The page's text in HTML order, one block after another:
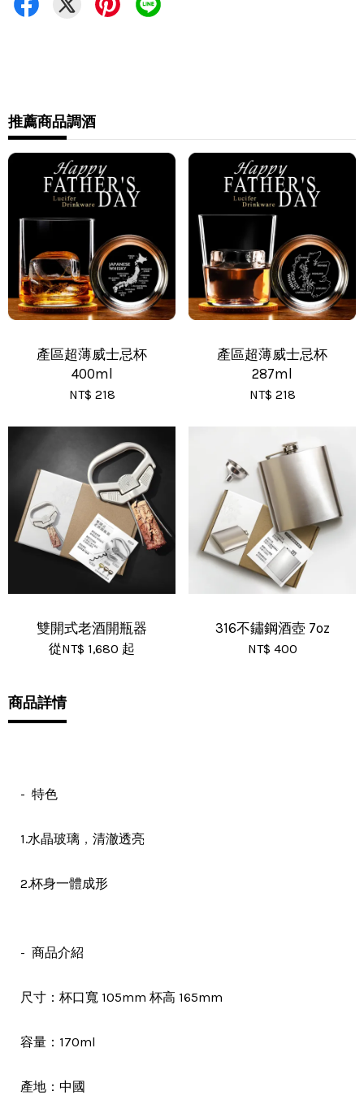
•超商 / 宅配貨到付款
•7-11 - 運費 60 元，NT 600 享免運
•全家 - 運費 60 元，NT 600 享免運
新竹物流 - 運費 80 元
黑貓(包裹90cm以下) - 運費 170 元
• 黑貓(包裹91~120cm) - 運費 210 元
•黑貓(包裹121~150cm以下) - 運費 250 元
商品詳情
- 特色
1.水晶玻璃 ， 清澈透亮
2.杯身一體成形
- 商品介紹
尺寸：杯口寬 105mm 杯高 165mm
容量：170ml
產地：中國
推薦商品調酒
產區超薄威士忌杯
400ml
NT$ 218
產區超薄威士忌杯
287ml
NT$ 218
雙開式老酒開瓶器
從NT$ 1,680 起
316不鏽鋼酒壺 7oz
NT$ 400